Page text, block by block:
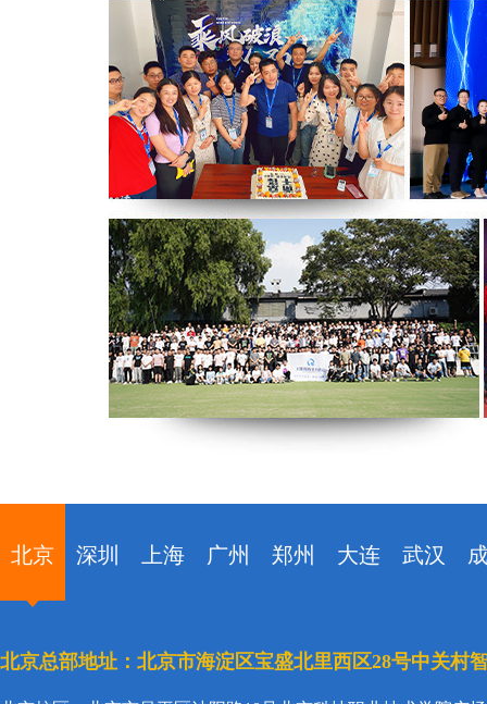
北京 深圳 上海 广州 郑州 大连 武汉
北京总部地址：北京市海淀区宝盛北里西区28号中关村